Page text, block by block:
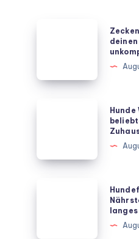
Hund
beliebtesten
Hunde